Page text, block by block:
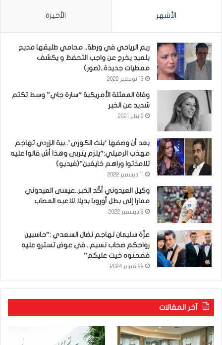
الأشهر الأخيرة
ريم الرياحي في ورطة.. محامي طليقها مديح
بلعيد يخرج عن واجب التحفظ و يكشف
معطيات جديدة..(صور)
13 نوفمبر 2022
وفاة الممثلة الأمريكية “سارة جاي” وسط تكتم
شديد عن الخبر
2 يناير 2021
بعد أن وصفها ‘بنت الكوري’..بية الزردي تهاجم
مهذب الرميلي:”يلزم يتربى وهذا أش قالوا عليه
تلامذتوا وراهم خايفين”(فيديو)
وكيل العيدوني أكّد الخبر..عيسى العيدوني
معارا إلى بطل أوروبا بديلا للاعبه المصاب
3 ديسمبر 2022
عزّة سليمان تهاجم نضال السعدي :”حاسبين
رواحكم صحاب نسيم.. في عوض تسترو عليه
فضحتوه خيت عليكم”
29 فبراير 2024
آخر المقالات